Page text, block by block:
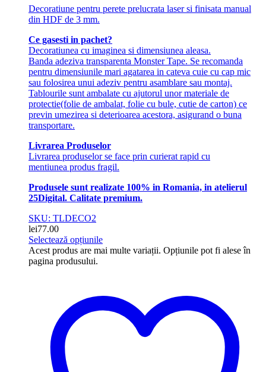
Decoratiune pentru perete prelucrata laser si finisata manual
din HDF de 3 mm.
Ce gasesti in pachet?
Decoratiunea cu imaginea si dimensiunea aleasa.
Banda adeziva transparenta Monster Tape. Se recomanda
pentru dimensiunile mari agatarea in cateva cuie cu cap mic
sau folosirea unui adeziv pentru asamblare sau montaj.
Tablourile sunt ambalate cu ajutorul unor materiale de
protectie(folie de ambalat, folie cu bule, cutie de carton) ce
previn umezirea si deterioarea acestora, asigurand o buna
transportare.
Livrarea Produselor
Livrarea produselor se face prin curierat rapid cu
mentiunea produs fragil.
Produsele sunt realizate 100% in Romania, in atelierul
25Digital. Calitate premium.
SKU: TLDECO2
lei77.00
Selectează opțiunile
Acest produs are mai multe variații. Opțiunile pot fi alese în
pagina produsului.